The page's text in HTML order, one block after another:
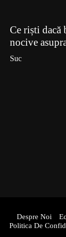
Ce riști dacă
nocive
Suc
Despre Noi
Politica De